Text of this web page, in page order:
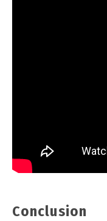
Conclusion